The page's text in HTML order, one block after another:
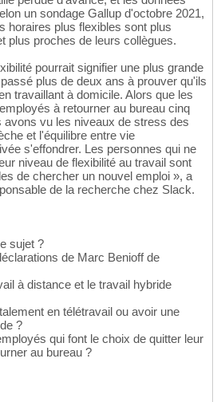
un sondage Gallup d'octobre 2021,
horaires plus flexibles sont plus
plus proches de leurs collègues.
pourrait signifier une plus grande
plus de deux ans à prouver qu'ils
travaillant à domicile. Alors que les
à retourner au bureau cinq
avons vu les niveaux de stress des
et l'équilibre entre vie
s'effondrer. Les personnes qui ne
niveau de flexibilité au travail sont
de chercher un nouvel emploi », a
de la recherche chez Slack.
sujet ?
de Marc Benioff de
à distance et le travail hybride
en télétravail ou avoir une
?
qui font le choix de quitter leur
au bureau ?